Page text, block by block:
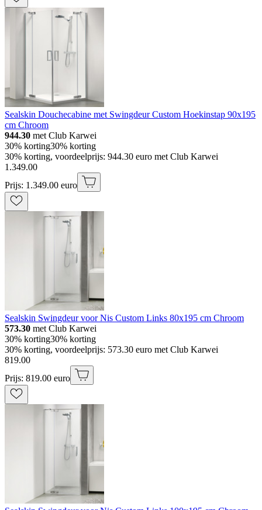
Sealskin Douchecabine met Swingdeur Custom Hoekinstap 90x195
cm Chroom
944.30 met Club Karwei
30% korting30% korting
30% korting, voordeelprijs: 944.30 euro met Club Karwei
1 .349.00
Prijs: 1.349.00 euro
Sealskin Swingdeur voor Nis Custom Links 80x195 cm Chroom
573.30 met Club Karwei
30% korting30% korting
30% korting, voordeelprijs: 573.30 euro met Club Karwei
819.00
Prijs: 819.00 euro